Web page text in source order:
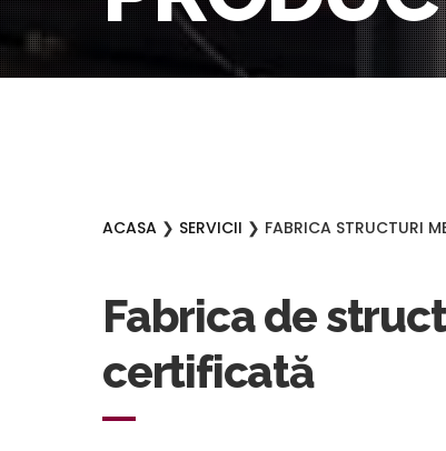
ACASA ❯ SERVICII ❯ FABRICA STRUCTURI
Fabrica de
certificată